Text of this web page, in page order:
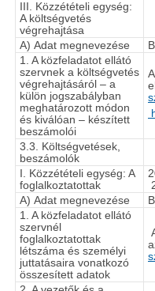
III. Közzétételi egység:
A költségvetés
végrehajtása
A) Adat megnevezése
1. A közfeladatot ellátó
szervnek a költségvetés
végrehajtásáról – a
külön jogszabályban
meghatározott módon
és kiválóan – készített
beszámolói
3.3. Költségvetések,
beszámolók
I. Közzétételi egység: A
foglalkoztatottak
A) Adat megnevezése
1. A közfeladatot ellátó
szervnél
foglalkoztatottak
létszáma és személyi
juttatásaira vonatkozó
összesített adatok